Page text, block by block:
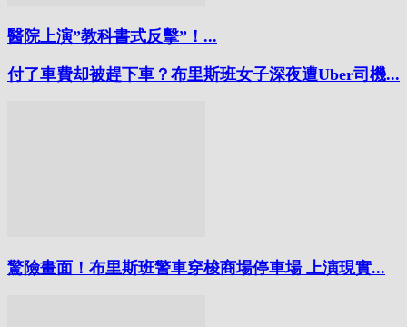
醫院上演”教科書式反擊”！...
付了車費却被趕下車？布里斯班女子深夜遭Uber司機...
驚險畫面！布里斯班警車穿梭商場停車場 上演現實...